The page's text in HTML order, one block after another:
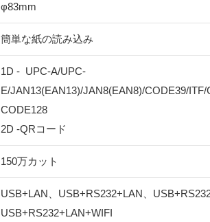
φ83mm
簡単な紙の読み込み
1D - UPC-A/UPC-
E/JAN13(EAN13)/JAN8(EAN8)/CODE39/
CODE128
2D -QRコード
150万カット
USB+LAN、USB+RS232+LAN、
USB+RS232+LAN+WIFI